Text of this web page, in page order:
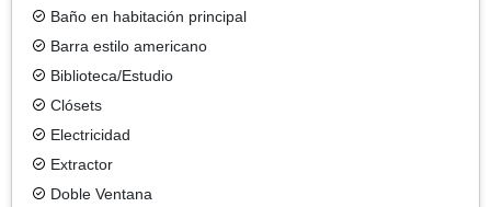
Baño en habitación principal
Barra estilo americano
Biblioteca/Estudio
Clósets
Electricidad
Extractor
Doble Ventana